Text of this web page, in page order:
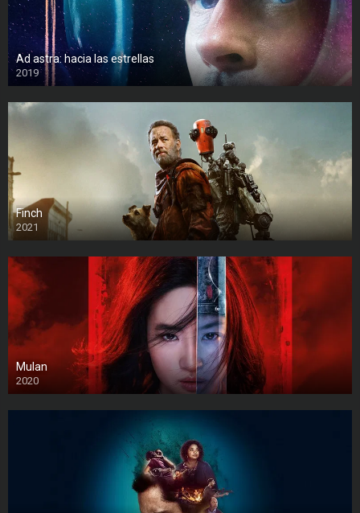
Ad astra: hacia las estrellas
2019
Finch
2021
Mulan
2020